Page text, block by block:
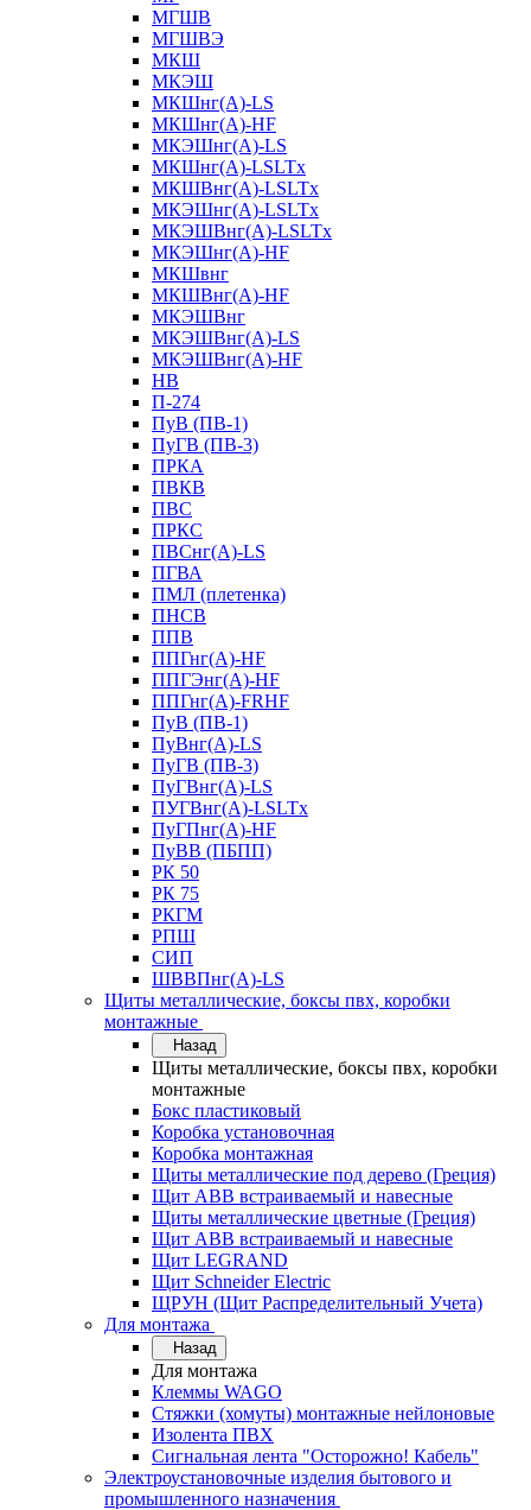
МГШВ
МГШВЭ
МКШ
МКЭШ
МКШнг(А)-LS
МКШнг(А)-HF
МКЭШнг(А)-LS
МКШнг(А)-LSLTx
МКШВнг(A)-LSLTx
МКЭШнг(А)-LSLTx
МКЭШВнг(A)-LSLTx
МКЭШнг(А)-HF
МКШвнг
МКШВнг(А)-HF
МКЭШВнг
МКЭШВнг(А)-LS
МКЭШВнг(А)-HF
НВ
П-274
ПуВ (ПВ-1)
ПуГВ (ПВ-3)
ПРКА
ПВКВ
ПВС
ПРКС
ПВСнг(А)-LS
ПГВА
ПМЛ (плетенка)
ПНСВ
ППВ
ППГнг(А)-HF
ППГЭнг(А)-HF
ППГнг(А)-FRHF
ПуВ (ПВ-1)
ПуВнг(А)-LS
ПуГВ (ПВ-3)
ПуГВнг(А)-LS
ПУГВнг(А)-LSLTx
ПуГПнг(А)-HF
ПуВВ (ПБПП)
РК 50
РК 75
РКГМ
РПШ
СИП
ШВВПнг(А)-LS
Щиты металлические, боксы пвх, коробки
монтажные
Назад
Щиты металлические, боксы пвх, коробки
монтажные
Бокс пластиковый
Коробка установочная
Коробка монтажная
Щиты металлические под дерево (Греция)
Щит ABB встраиваемый и навесные
Щиты металлические цветные (Греция)
Щит ABB встраиваемый и навесные
Щит LEGRAND
Щит Schneider Electric
ЩРУН (Щит Распределительный Учета)
Для монтажа
Назад
Для монтажа
Клеммы WAGO
Стяжки (хомуты) монтажные нейлоновые
Изолента ПВХ
Сигнальная лента "Осторожно! Кабель"
Электроустановочные изделия бытового и
промышленного назначения